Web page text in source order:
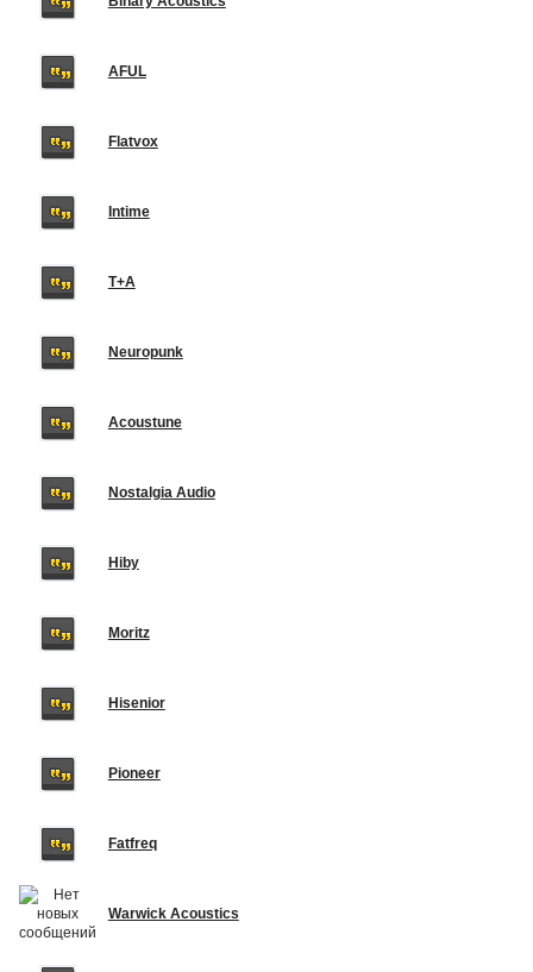
AFUL
Flatvox
Intime
T+A
Neuropunk
Acoustune
Nostalgia Audio
Hiby
Moritz
Hisenior
Pioneer
Fatfreq
Warwick Acoustics